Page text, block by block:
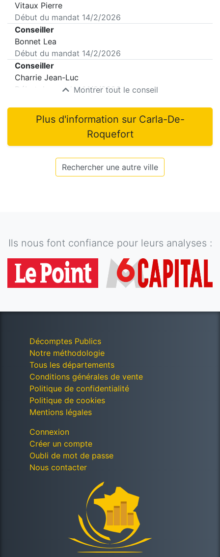
Vitaux Pierre
Début du mandat 14/2/2026
Conseiller
Bonnet Lea
Début du mandat 14/2/2026
Conseiller
Charrie Jean-Luc
Début du mandat14/2/2026
Montrer tout le conseil
Plus d'information sur Carla-De-
Roquefort
Rechercher une autre ville
Ils nous font confiance pour leurs analyses :
Décomptes Publics
Notre méthodologie
Tous les départements
Conditions générales de vente
Politique de confidentialité
Politique de cookies
Mentions légales
Connexion
Créer un compte
Oubli de mot de passe
Nous contacter